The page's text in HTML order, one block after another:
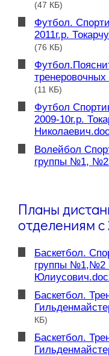
(47 КБ)
Футбол.
2011г.р.
(76 КБ)
(11 КБ)
Футбол
2009-10г.р.
Волейбол
группы №1,
Планы
отделениям с
Баскетбол.
группы №1,№2
Баскетбол.
КБ)
Баскетбол.